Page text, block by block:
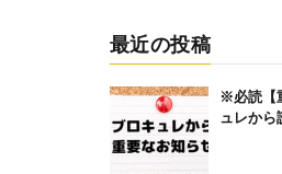
最近の投稿
※必読【
ュレから